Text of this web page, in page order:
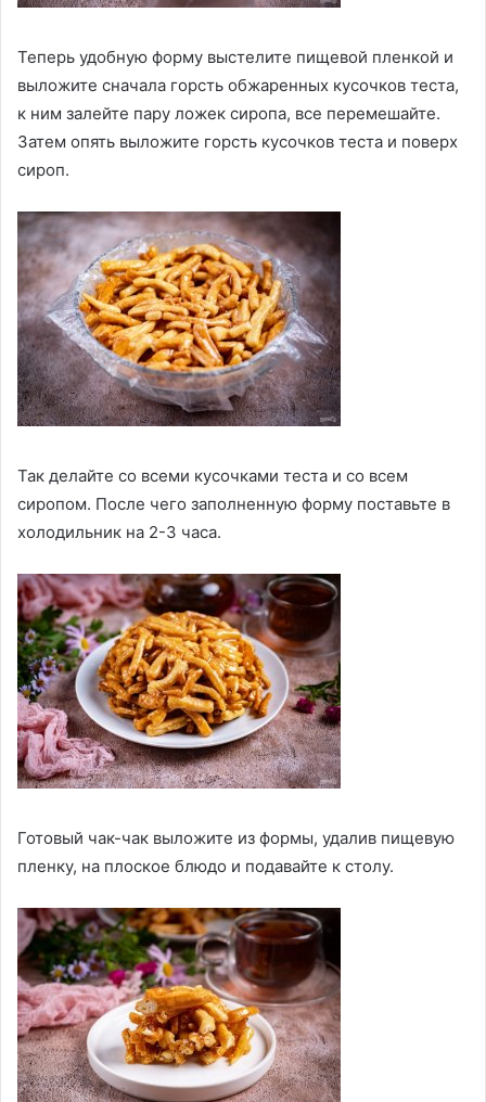
Теперь удобную форму выстелите пищевой пленкой и
выложите сначала горсть обжаренных кусочков теста,
к ним залейте пару ложек сиропа, все перемешайте.
Затем опять выложите горсть кусочков теста и поверх
сироп.
Так делайте со всеми кусочками теста и со всем
сиропом. После чего заполненную форму поставьте в
холодильник на 2-3 часа.
Готовый чак-чак выложите из формы, удалив пищевую
пленку, на плоское блюдо и подавайте к столу.